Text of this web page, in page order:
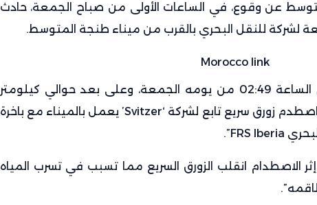
عن وقوع، في الساعات الأولى من صباح الجمعة، حادث
لشركة للنقل البحري بالقرب من ميناء طنجة المتوسط.
وأوضح بلاغ للقبطانية أنه “على الساعة 02:49 من يومه الجمعة، وعلى بعد حوالي كيلومتر
واحد من ميناء طنجة المتوسط، اصطدم زورق سريع تابع لشركة ‘Svitzer’ يعمل بالميناء مع باخرة
الاصطدام انقلب الزورق السريع مما تسبب في تسرب المياه